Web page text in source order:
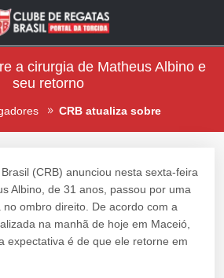
a cirurgia de Matheus Albino e
seu retorno
CRB atualiza sobre
(CRB) anunciou nesta sexta-feira
Albino, de 31 anos, passou por uma
ombro direito. De acordo com a
na manhã de hoje em Maceió,
expectativa é de que ele retorne em